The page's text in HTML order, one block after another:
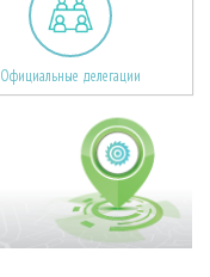
Официальные делегации